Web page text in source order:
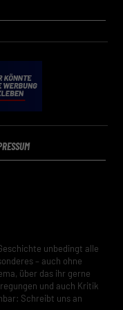
unbedingt alle
– auch ohne
über das ihr gerne
und auch Kritik
Schreibt uns an
zu den
mit der Verwendung
unser Angebot nicht
geben oder sich
so nur bestimmte